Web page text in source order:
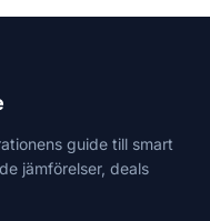
guide till smart
jämförelser, deals